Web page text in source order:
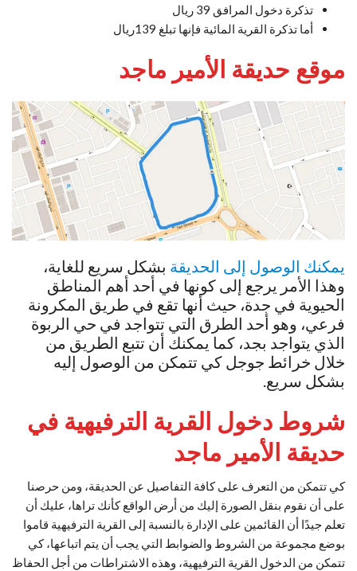
تذكرة دخول المرافق 39 ريال
أما تذكرة القرية المائية فإنها تبلغ 139ريال
موقع حديقة الأمير ماجد
يمكنك الوصول إلى الحديقة بشكل سريع للغاية،
وهذا الأمر يرجع إلى كونها في أحد أهم المناطق
الحيوية في جدة، حيث أنها تقع في طريق المكرونة
فرعي، وهو أحد الطرق التي تتواجد في حي الربوة
الذي يتواجد بجد، كما يمكنك أن تتبع الطريق من
خلال خرائط جوجل كي تتمكن من الوصول إليه
بشكل سريع.
شروط دخول القرية الترفيهية في
حديقة الأمير ماجد
كي تتمكن من التعرف على كافة التفاصيل عن الحديقة، ومن حرصنا
على أن نقوم بنقل الصورة إليك من أرض الواقع كأنك تراها، عليك أن
تعلم جيدًا أن القائمين على الإدارة بالنسبة إلى القرية الترفيهية قاموا
بوضع مجموعة من الشروط والضوابط التي يجب أن يتم اتباعها، كي
تتمكن من الدخول القرية الترفيهية، وهذه الاشتراطات من أجل الحفاظ